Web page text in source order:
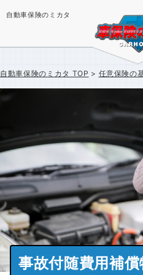
自動車保険のミカタ
自動車保険のミカタ TOP 任意保険の
事故付随費用補